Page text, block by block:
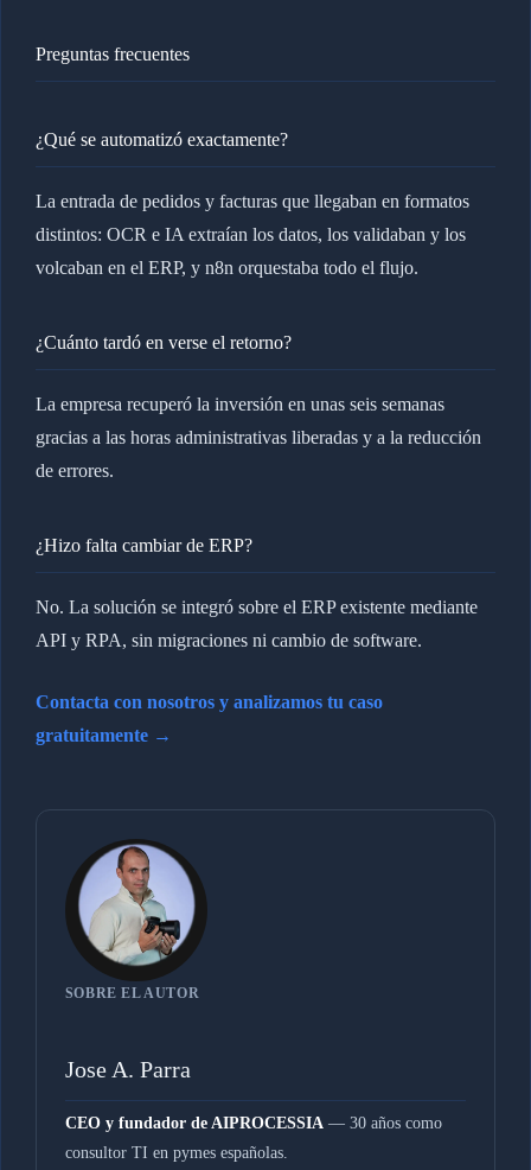
Preguntas frecuentes
¿Qué se automatizó exactamente?
La entrada de pedidos y facturas que llegaban en formatos
distintos: OCR e IA extraían los datos, los validaban y los
volcaban en el ERP, y n8n orquestaba todo el flujo.
¿Cuánto tardó en verse el retorno?
La empresa recuperó la inversión en unas seis semanas
gracias a las horas administrativas liberadas y a la reducción
de errores.
¿Hizo falta cambiar de ERP?
No. La solución se integró sobre el ERP existente mediante
API y RPA, sin migraciones ni cambio de software.
Contacta con nosotros y analizamos tu caso
gratuitamente →
SOBRE EL AUTOR
Jose A. Parra
CEO y fundador de AIPROCESSIA — 30 años como
consultor TI en pymes españolas.